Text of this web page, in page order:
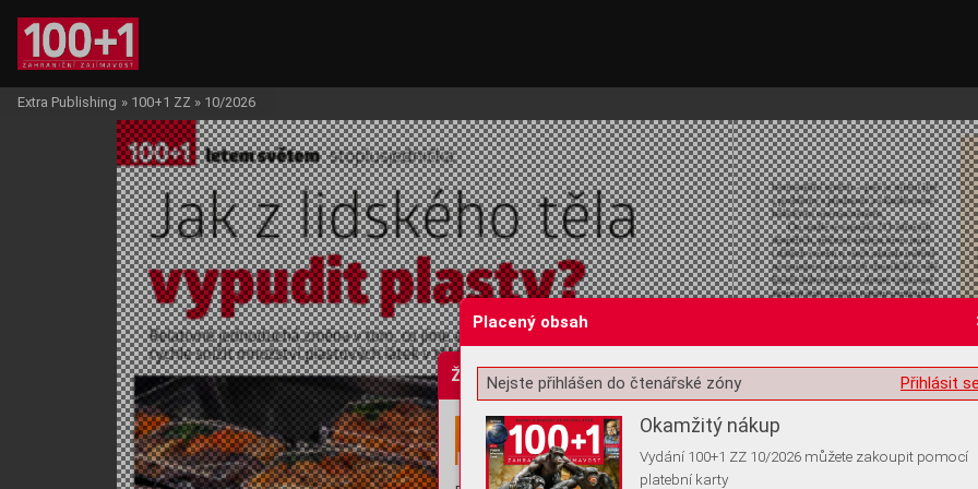
Žádost o souhlas s ukládáním volitelných informací
Extra Publishing » 100+1 ZZ » 10/2026
Placený obsah
Přihlásit
Nejste přihlášen do čtenářské zóny
Okamžitý nákup
Vydání 100+1 ZZ 10/2026 můžete zakoupit pomocí
platební karty